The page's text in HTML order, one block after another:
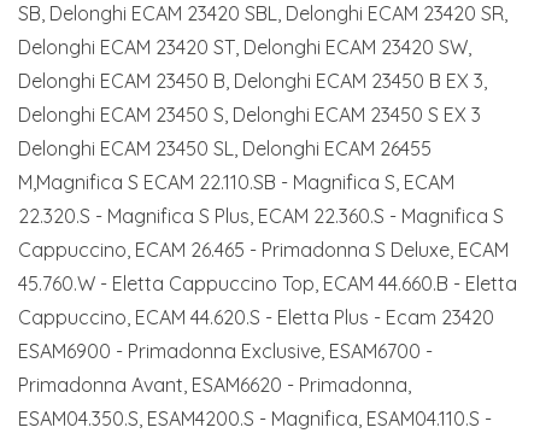
SB, Delonghi ECAM 23420 SBL, Delonghi ECAM 23420 SR,
Delonghi ECAM 23420 ST, Delonghi ECAM 23420 SW,
Delonghi ECAM 23450 B, Delonghi ECAM 23450 B EX 3,
Delonghi ECAM 23450 S, Delonghi ECAM 23450 S EX 3
Delonghi ECAM 23450 SL, Delonghi ECAM 26455
M,Magnifica S ECAM 22.110.SB - Magnifica S, ECAM
22.320.S - Magnifica S Plus, ECAM 22.360.S - Magnifica S
Cappuccino, ECAM 26.465 - Primadonna S Deluxe, ECAM
45.760.W - Eletta Cappuccino Top, ECAM 44.660.B - Eletta
Cappuccino, ECAM 44.620.S - Eletta Plus - Ecam 23420
ESAM6900 - Primadonna Exclusive, ESAM6700 -
Primadonna Avant, ESAM6620 - Primadonna,
ESAM04.350.S, ESAM4200.S - Magnifica, ESAM04.110.S -